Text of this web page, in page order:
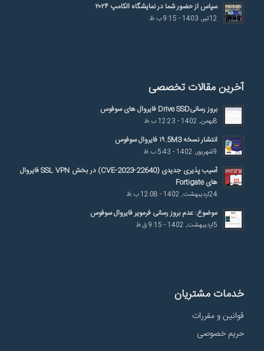
سپاس از حضور شما در نمایشگاه الکامپ ۲۰۲۴
12تیر, 1403 - 9:15 ب.ظ
آخرین مقالات تخصصی
بروز رسانیDrive SSD فایروال های سوفوس
8بهمن, 1402 - 12:23 ب.ظ
انتشار نسخه ۱۹.5M3 فایروال سوفوس
9شهریور, 1402 - 5:43 ب.ظ
آسیب پذیری جدیدی (CVE-2023-22640) در بخش SSL VPN فایروال
های Fortigate
24اردیبهشت, 1402 - 12:08 ب.ظ
موضوع: عدم بروز رسانی فرمویر فایروال سوفوس
5اردیبهشت, 1402 - 9:15 ق.ظ
خدمات مشتریان
قوانین و مقررات
حریم خصوصی